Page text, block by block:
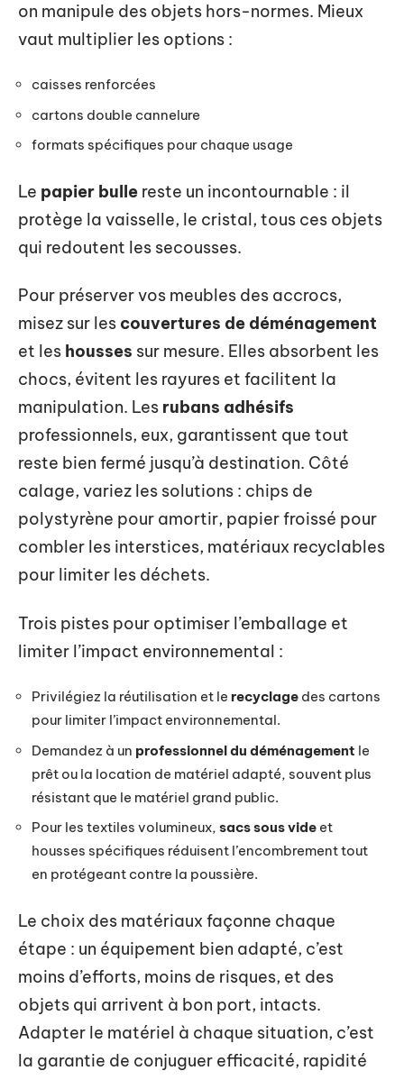
on manipule des objets hors-normes. Mieux
vaut multiplier les options :
caisses renforcées
cartons double cannelure
formats spécifiques pour chaque usage
Le papier bulle reste un incontournable : il
protège la vaisselle, le cristal, tous ces objets
qui redoutent les secousses.
Pour préserver vos meubles des accrocs,
misez sur les couvertures de déménagement
et les housses sur mesure. Elles absorbent les
chocs, évitent les rayures et facilitent la
manipulation. Les rubans adhésifs
professionnels, eux, garantissent que tout
reste bien fermé jusqu’à destination. Côté
calage, variez les solutions : chips de
polystyrène pour amortir, papier froissé pour
combler les interstices, matériaux recyclables
pour limiter les déchets.
Trois pistes pour optimiser l’emballage et
limiter l’impact environnemental :
Privilégiez la réutilisation et le recyclage des cartons
pour limiter l’impact environnemental.
Demandez à un professionnel du déménagement le
prêt ou la location de matériel adapté, souvent plus
résistant que le matériel grand public.
Pour les textiles volumineux, sacs sous vide et
housses spécifiques réduisent l’encombrement tout
en protégeant contre la poussière.
Le choix des matériaux façonne chaque
étape : un équipement bien adapté, c’est
moins d’efforts, moins de risques, et des
objets qui arrivent à bon port, intacts.
Adapter le matériel à chaque situation, c’est
la garantie de conjuguer efficacité, rapidité